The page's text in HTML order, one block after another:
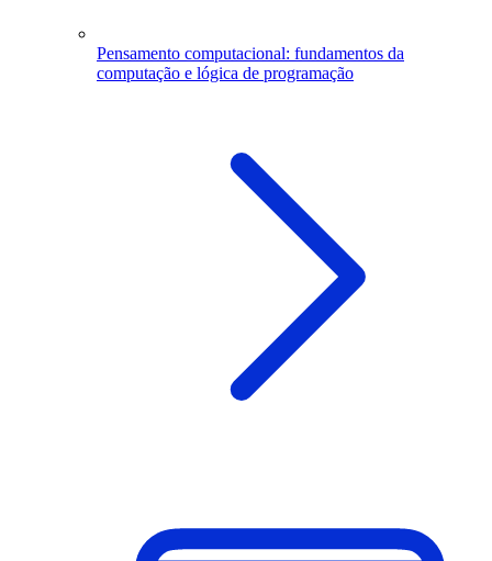
Pensamento computacional: fundamentos da
computação e lógica de programação